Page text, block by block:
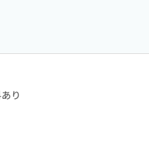
り